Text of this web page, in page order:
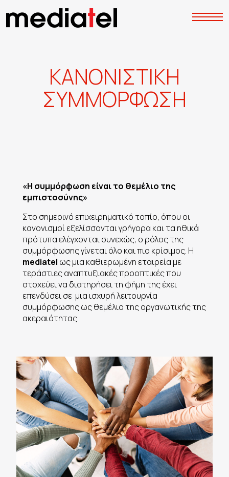
ΚΑΝΟΝΙΣΤΙΚΗ
ΣΥΜΜΟΡΦΩΣΗ
«Η συμμόρφωση είναι το θεμέλιο της
εμπιστοσύνης»
Στο σημερινό επιχειρηματικό τοπίο, όπου οι
κανονισμοί εξελίσσονται γρήγορα και τα ηθικά
πρότυπα ελέγχονται συνεχώς, ο ρόλος της
συμμόρφωσης γίνεται όλο και πιο κρίσιμος. Η
mediatel ως μια καθιερωμένη εταιρεία με
τεράστιες αναπτυξιακές προοπτικές που
στοχεύει να διατηρήσει τη φήμη της έχει
επενδύσει σε μια ισχυρή λειτουργία
συμμόρφωσης ως θεμέλιο της οργανωτικής της
ακεραιότητας.